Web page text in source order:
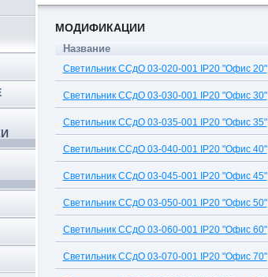
МОДИФИКАЦИИ
Название
Светильник ССдО 03-020-001 IP20 "Офис 20"
Светильник ССдО 03-030-001 IP20 "Офис 30"
Светильник ССдО 03-035-001 IP20 "Офис 35"
Светильник ССдО 03-040-001 IP20 "Офис 40"
Светильник ССдО 03-045-001 IP20 "Офис 45"
Светильник ССдО 03-050-001 IP20 "Офис 50"
Светильник ССдО 03-060-001 IP20 "Офис 60"
Светильник ССдО 03-070-001 IP20 "Офис 70"